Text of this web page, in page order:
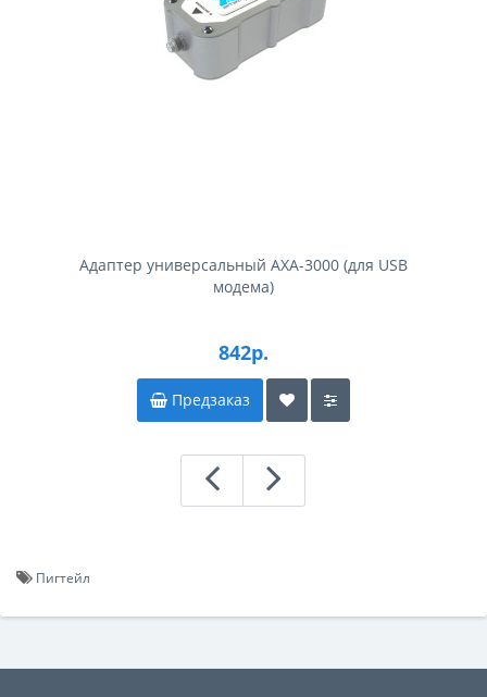
Адаптер универсальный AXA-3000 (для USB
модема)
842р.
Предзаказ
Пигтейл